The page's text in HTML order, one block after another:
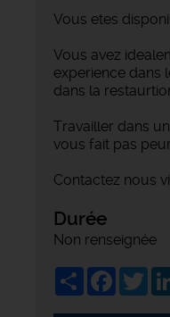
Vous etes
Vous avez
experience dans
dans la
Travailler dans
vous fait pas
Contactez nous
Durée
Non renseignée
Share